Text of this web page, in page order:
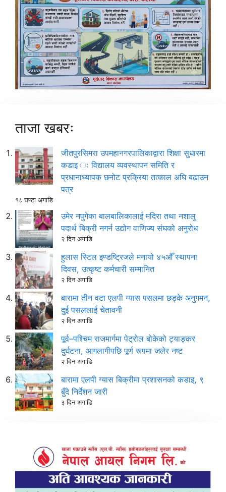
ताजा खबरः
जीतपुरसिमरा उपमहानगरपालिकाद्वारा शिक्षा सुधारमा
कडाइ ः विद्यालय व्यवस्थापन समिति र
प्रधानाध्यापक छनोट प्रक्रिया तत्काल अघि बढाउन
पत्र
१८ घण्टा अगाडि
उमेर नपुगेका बालबालिकालाई मदिरा तथा नशालु
पदार्थ बिक्री नगर्न उद्योग वाणिज्य संघको अनुरोध
२ दिन अगाडि
हुलास स्टिल इण्डष्ट्रिजले मनायो ४५औँ स्थापना
दिवस, उत्कृष्ट कर्मचारी सम्मानित
२ दिन अगाडि
बारामा तीन वटा एलपी ग्यास पसलमा छड्के अनुगमन,
दुई पसललाई चेतावनी
२ दिन अगाडि
पूर्व–पश्चिम राजमार्गमा पेट्रोल बोकेको ट्याङ्कर
दुर्घटना, आगलागीपछि पूर्ण रूपमा जलेर नष्ट
२ दिन अगाडि
बारामा एलपी ग्यास बिक्रीमा प्रशासनको कडाइ, ९
बुँदे निर्देशन जारी
३ दिन अगाडि